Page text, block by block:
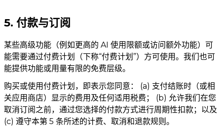
5. 付款与订阅
某些高级功能（例如更高的 AI 使用限额或访问额外功能）可
能需要通过付费计划（下称“付费计划”）方可使用。我们也可
能提供功能或用量有限的免费层级。
购买或使用付费计划，即表示您同意： (a) 支付结账时（或相
关应用商店）显示的费用及任何适用税费； (b) 允许我们在您
取消订阅之前，通过您选择的付款方式进行周期性扣款；以及
(c) 遵守本第 5 条所述的计费、取消和退款规则。